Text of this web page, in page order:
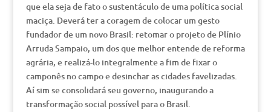
que ela seja de fato o sustentáculo de uma política social
maciça. Deverá ter a coragem de colocar um gesto
fundador de um novo Brasil: retomar o projeto de Plínio
Arruda Sampaio, um dos que melhor entende de reforma
agrária, e realizá-lo integralmente a fim de fixar o
camponês no campo e desinchar as cidades favelizadas.
Aí sim se consolidará seu governo, inaugurando a
transformação social possível para o Brasil.